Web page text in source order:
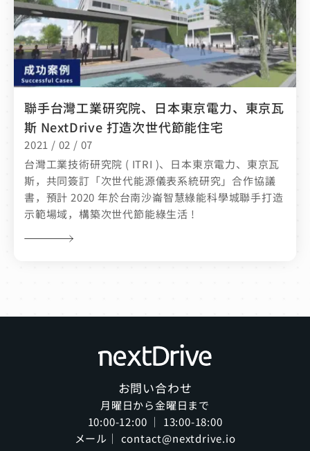
聯手台灣工業研究院、日本東京電力、東京瓦
斯 NextDrive 打造次世代節能住宅
2021 / 02 / 07
台灣工業技術研究院 ( ITRI )、日本東京電力、東京瓦
斯，共同簽訂「次世代能源儀表系統研究」合作協議
書，預計 2020 年於台南沙崙智慧綠能科學城聯手打造
示範場域，構築次世代節能綠生活 !
お問い合わせ
月曜日から金曜日まで
10:00-12:00 ｜ 13:00-18:00
メール｜ contact@nextdrive.io